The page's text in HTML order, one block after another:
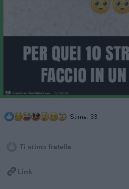
Stime: 33
Ti stimo fratella
 Link